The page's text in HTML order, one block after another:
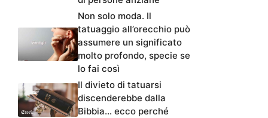
Non solo moda. Il
tatuaggio all’orecchio può
assumere un significato
molto profondo, specie se
lo fai così
Il divieto di tatuarsi
discenderebbe dalla
Bibbia… ecco perché